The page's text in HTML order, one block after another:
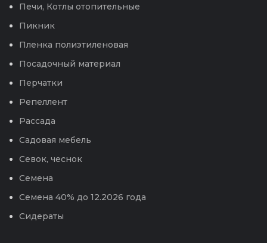
Печи, Котлы отопительные
Пикник
Пленка полиэтиленовая
Посадочный материал
Перчатки
Репеллент
Рассада
Садовая мебель
Севок, чеснок
Семена
Семена 40% до 12.2026 года
Сидераты